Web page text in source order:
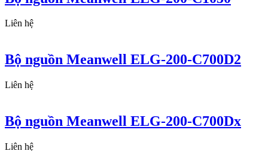
Liên hệ
Bộ nguồn Meanwell ELG-200-C700D2
Liên hệ
Bộ nguồn Meanwell ELG-200-C700Dx
Liên hệ